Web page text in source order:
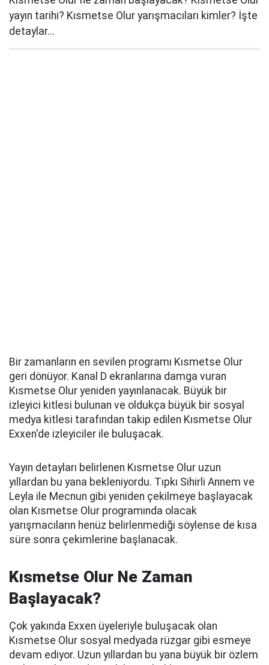
yayın tarihi? Kısmetse Olur yarışmacıları kimler? İşte
detaylar...
Bir zamanların en sevilen programı Kısmetse Olur
geri dönüyor. Kanal D ekranlarına damga vuran
Kısmetse Olur yeniden yayınlanacak. Büyük bir
izleyici kitlesi bulunan ve oldukça büyük bir sosyal
medya kitlesi tarafından takip edilen Kısmetse Olur
Exxen'de izleyiciler ile buluşacak.
Yayın detayları belirlenen Kısmetse Olur uzun
yıllardan bu yana bekleniyordu. Tıpkı Sihirli Annem ve
Leyla ile Mecnun gibi yeniden çekilmeye başlayacak
olan Kısmetse Olur programında olacak
yarışmacıların henüz belirlenmediği söylense de kısa
süre sonra çekimlerine başlanacak.
Kısmetse Olur Ne Zaman
Başlayacak?
Çok yakında Exxen üyeleriyle buluşacak olan
Kısmetse Olur sosyal medyada rüzgar gibi esmeye
devam ediyor. Uzun yıllardan bu yana büyük bir özlem